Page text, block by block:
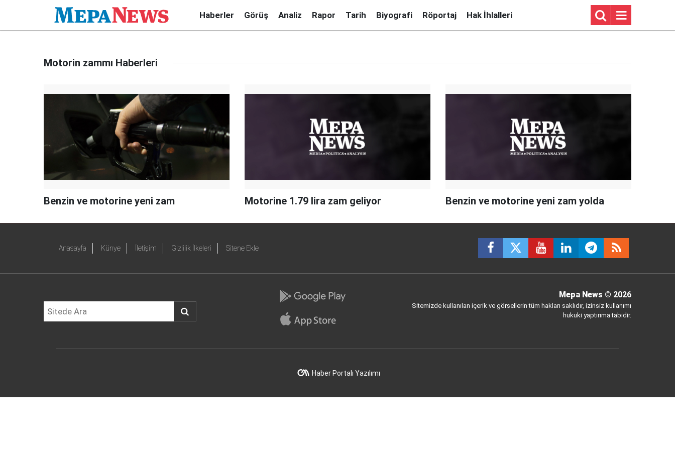
Haberler Görüş Analiz Rapor Tarih Biyografi Röportaj Hak İhlalleri
Motorin zammı Haberleri
Benzin ve motorine yeni zam Motorine 1.79 lira zam geliyor Benzin ve motorine yeni zam yolda
Anasayfa Künye İletişim Gizlilik İlkeleri Sitene Ekle
Mepa News © 2026
Sitemizde kullanılan içerik ve görsellerin tüm hakları saklıdır, izinsiz kullanımı
hukuki yaptırıma tabidir.
Haber Portalı Yazılımı